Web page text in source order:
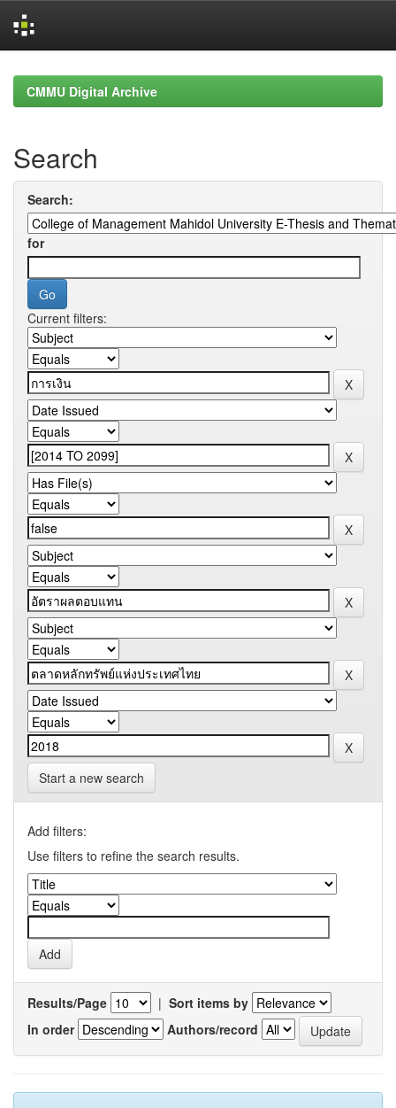
navigationCMMU Digital Archive
Search
Search:
for
Current filters:
Start a new search
Add filters:
Use filters to refine the search results.
Results/Page | Sort items by
In order
Authors/record